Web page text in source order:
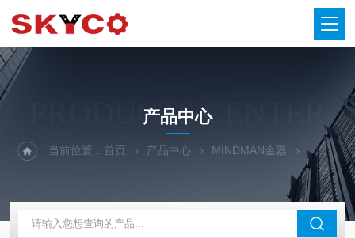
PRODUCTS CENTER
产品中心
当前位置：首页 产品中心 MINDMAN金器 金器气缸